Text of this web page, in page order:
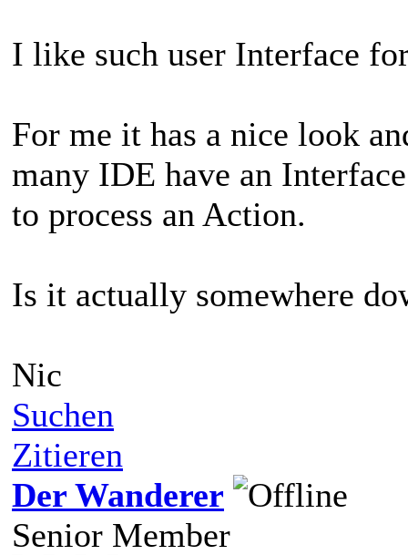
I like such user Interface
For me it has a nice look
many IDE have an
to process an Action.
Is it actually somewhere
Nic
Suchen
Zitieren
Der Wanderer
Senior Member